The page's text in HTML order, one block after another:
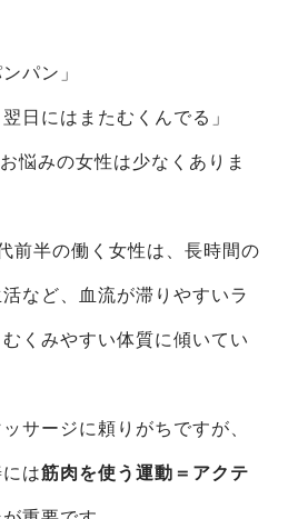
パン」
日にはまたむくんでる」
悩みの女性は少なくありま
前半の働く女性は、長時間の
など、血流が滞りやすいラ
くみやすい体質に傾いてい
サージに頼りがちですが、
は筋肉を使う運動＝アクテ